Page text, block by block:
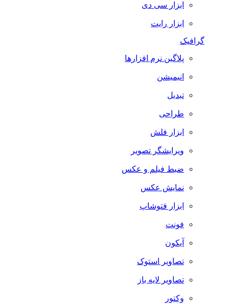
ابزار سی دی
ابزار رایت
گرافیک
پلاگین نرم افزارها
انیمیشن
تبدیل
طراحی
ابزار فلش
ویرایشگر تصویر
ضبط فيلم و عكس
نمایش عکس
ابزار فتوشاپ
فونت
آیکون
تصاویر استوک
تصاویر لایه باز
وکتور